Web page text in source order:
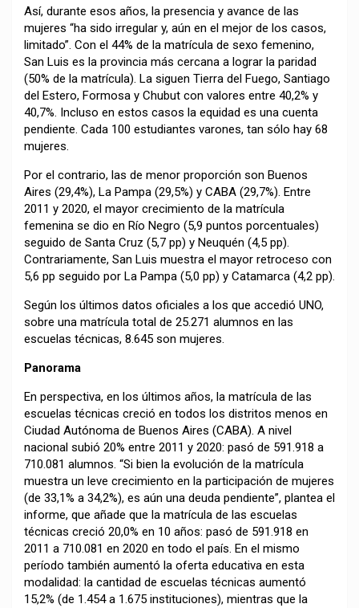
Así, durante esos años, la presencia y avance de las
mujeres “ha sido irregular y, aún en el mejor de los casos,
limitado”. Con el 44% de la matrícula de sexo femenino,
San Luis es la provincia más cercana a lograr la paridad
(50% de la matrícula). La siguen Tierra del Fuego, Santiago
del Estero, Formosa y Chubut con valores entre 40,2% y
40,7%. Incluso en estos casos la equidad es una cuenta
pendiente. Cada 100 estudiantes varones, tan sólo hay 68
mujeres.
Por el contrario, las de menor proporción son Buenos
Aires (29,4%), La Pampa (29,5%) y CABA (29,7%). Entre
2011 y 2020, el mayor crecimiento de la matrícula
femenina se dio en Río Negro (5,9 puntos porcentuales)
seguido de Santa Cruz (5,7 pp) y Neuquén (4,5 pp).
Contrariamente, San Luis muestra el mayor retroceso con
5,6 pp seguido por La Pampa (5,0 pp) y Catamarca (4,2 pp).
Según los últimos datos oficiales a los que accedió UNO,
sobre una matrícula total de 25.271 alumnos en las
escuelas técnicas, 8.645 son mujeres.
Panorama
En perspectiva, en los últimos años, la matrícula de las
escuelas técnicas creció en todos los distritos menos en
Ciudad Autónoma de Buenos Aires (CABA). A nivel
nacional subió 20% entre 2011 y 2020: pasó de 591.918 a
710.081 alumnos. “Si bien la evolución de la matrícula
muestra un leve crecimiento en la participación de mujeres
(de 33,1% a 34,2%), es aún una deuda pendiente”, plantea el
informe, que añade que la matrícula de las escuelas
técnicas creció 20,0% en 10 años: pasó de 591.918 en
2011 a 710.081 en 2020 en todo el país. En el mismo
período también aumentó la oferta educativa en esta
modalidad: la cantidad de escuelas técnicas aumentó
15,2% (de 1.454 a 1.675 instituciones), mientras que la